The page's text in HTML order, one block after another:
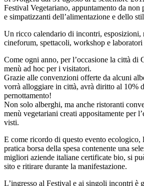
Festival Vegetariano, appuntamento da non
e simpatizzanti dell’alimentazione e dello
Un ricco calendario di incontri, esposizioni,
cineforum, spettacoli, workshop e
Come ogni anno, per l’occasione la città di
menù ad hoc per i visitatori.
Grazie alle convenzioni offerte da alcuni
vorrà alloggiare in città, avrà diritto al 10%
pernottamento!
Non solo alberghi, ma anche ristoranti
menù vegetariani creati appositamente per
visti.
E come ricordo di questo evento ecologico,
pratica borsa della spesa contenente una
migliori aziende italiane certificate bio, si
sito e ritirare durante la manifestazione.
L’ingresso al Festival e ai singoli incontri è